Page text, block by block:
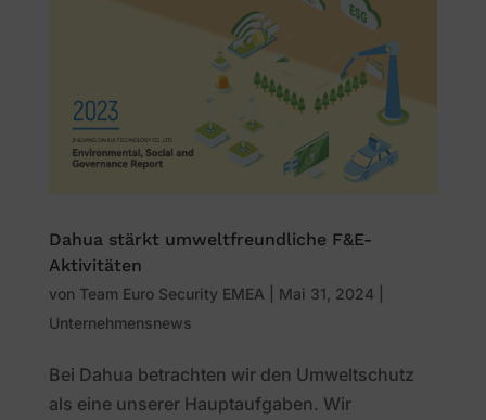
Dahua stärkt umweltfreundliche F&E-
Aktivitäten
von Team Euro Security EMEA Mai 31, 2024
Unternehmensnews
Bei Dahua betrachten wir den Umweltschutz
als eine unserer Hauptaufgaben. Wir